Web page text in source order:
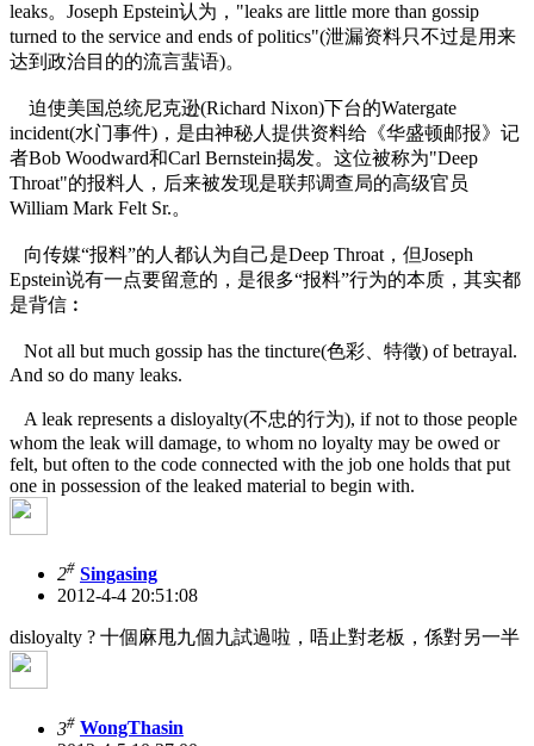
leaks。Joseph Epstein认为，"leaks are little more than gossip
turned to the service and ends of politics"(泄漏资料只不过是用来
达到政治目的的流言蜚语)。
迫使美国总统尼克逊(Richard Nixon)下台的Watergate
incident(水门事件)，是由神秘人提供资料给《华盛顿邮报》记
者Bob Woodward和Carl Bernstein揭发。这位被称为"Deep
Throat"的报料人，后来被发现是联邦调查局的高级官员
William Mark Felt Sr.。
向传媒“报料”的人都认为自己是Deep Throat，但Joseph
Epstein说有一点要留意的，是很多“报料”行为的本质，其实都
是背信︰
Not all but much gossip has the tincture(色彩、特徵) of betrayal.
And so do many leaks.
A leak represents a disloyalty(不忠的行为), if not to those people
whom the leak will damage, to whom no loyalty may be owed or
felt, but often to the code connected with the job one holds that put
one in possession of the leaked material to begin with.
2# Singasing
2012-4-4 20:51:08
disloyalty ? 十個麻甩九個九試過啦，唔止對老板，係對另一半
3# WongThasin